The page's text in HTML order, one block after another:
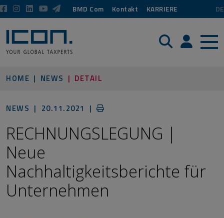
BMD Com Kontakt KARRIERE DE
Suche Login /
HOME NEWS DETAIL
NEWS | 20.11.2021 |
RECHNUNGSLEGUNG |
Neue
Nachhaltigkeitsberichte für
Unternehmen